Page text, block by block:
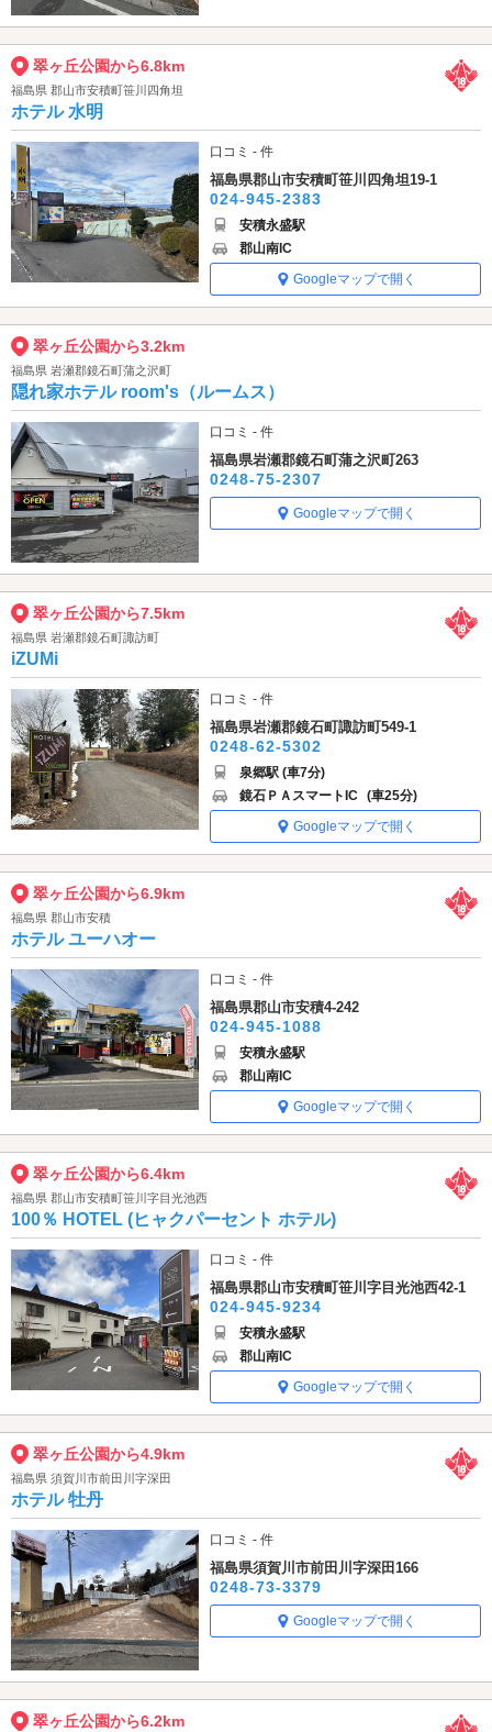
翠ヶ丘公園から6.8km
福島県 郡山市安積町笹川四角坦
ホテル 水明
口コミ - 件
福島県郡山市安積町笹川四角坦19-1
024-945-2383
安積永盛駅
郡山南IC
Googleマップで開く
翠ヶ丘公園から3.2km
福島県 岩瀬郡鏡石町蒲之沢町
隠れ家ホテル room's（ルームス）
口コミ - 件
福島県岩瀬郡鏡石町蒲之沢町263
0248-75-2307
Googleマップで開く
翠ヶ丘公園から7.5km
福島県 岩瀬郡鏡石町諏訪町
iZUMi
口コミ - 件
福島県岩瀬郡鏡石町諏訪町549-1
0248-62-5302
泉郷駅 (車7分)
鏡石ＰＡスマートIC (車25分)
Googleマップで開く
翠ヶ丘公園から6.9km
福島県 郡山市安積
ホテル ユーハオー
口コミ - 件
福島県郡山市安積4-242
024-945-1088
安積永盛駅
郡山南IC
Googleマップで開く
翠ヶ丘公園から6.4km
福島県 郡山市安積町笹川字目光池西
100％ HOTEL (ヒャクパーセント ホテル)
口コミ - 件
福島県郡山市安積町笹川字目光池西42-1
024-945-9234
安積永盛駅
郡山南IC
Googleマップで開く
翠ヶ丘公園から4.9km
福島県 須賀川市前田川字深田
ホテル 牡丹
口コミ - 件
福島県須賀川市前田川字深田166
0248-73-3379
Googleマップで開く
翠ヶ丘公園から6.2km